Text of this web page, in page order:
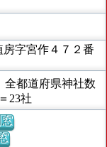
字宮作４７２番
都道府県神社数
23社
窓